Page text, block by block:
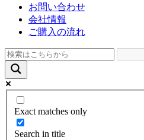
お問い合わせ
会社情報
ご購入の流れ
Exact matches only
Search in title